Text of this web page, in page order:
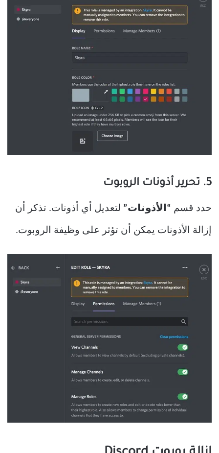
5. تحرير أذونات الروبوت
حدد قسم “الأذونات” لتعديل أي أذونات. تذكر أن
إزالة الأذونات يمكن أن تؤثر على وظيفة الروبوت.